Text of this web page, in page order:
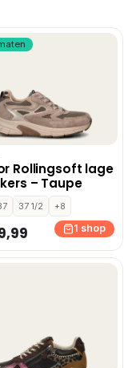
Rollingsoft lage
– Taupe
37 1/2
+8
1 shop